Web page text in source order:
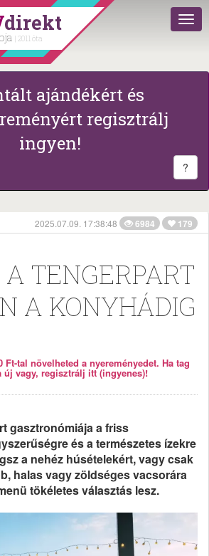
direkt
| 2011 óta
ajándékért és
regisztrálj
ingyen!
?
2025.07.09. 17:38:48 6984 179
TENGERPART
A KONYHÁDIG
Ft-tal növelheted a nyereményedet. Ha tag
új vagy, regisztrálj itt (ingyenes)!
gasztronómiája a friss
és a természetes ízekre
a nehéz húsételekért, vagy csak
halas vagy zöldséges vacsorára
tökéletes választás lesz.